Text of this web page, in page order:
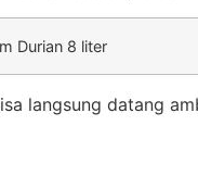
Durian 8 liter
langsung datang